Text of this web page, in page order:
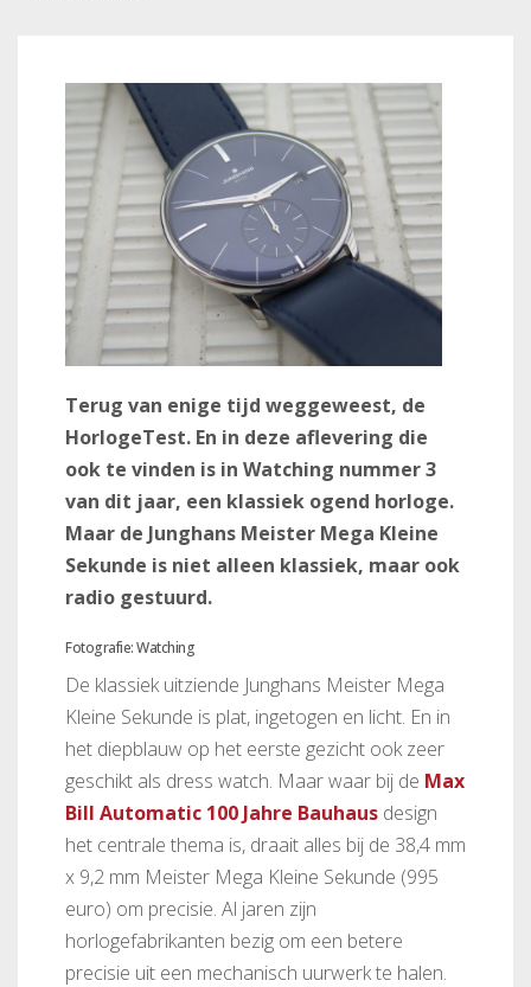
Terug van enige tijd weggeweest, de
HorlogeTest. En in deze aflevering die
ook te vinden is in Watching nummer 3
van dit jaar, een klassiek ogend horloge.
Maar de Junghans Meister Mega Kleine
Sekunde is niet alleen klassiek, maar ook
radio gestuurd.
Fotografie: Watching
De klassiek uitziende Junghans Meister Mega
Kleine Sekunde is plat, ingetogen en licht. En in
het diepblauw op het eerste gezicht ook zeer
geschikt als dress watch. Maar waar bij de Max
Bill Automatic 100 Jahre Bauhaus design
het centrale thema is, draait alles bij de 38,4 mm
x 9,2 mm Meister Mega Kleine Sekunde (995
euro) om precisie. Al jaren zijn
horlogefabrikanten bezig om een betere
precisie uit een mechanisch uurwerk te halen.